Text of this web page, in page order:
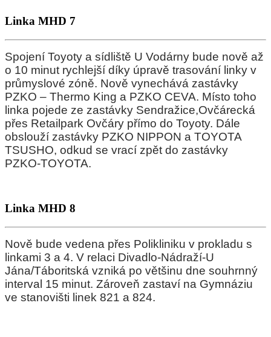
Linka MHD 7
Spojení Toyoty a sídliště U Vodárny bude nově až
o 10 minut rychlejší díky úpravě trasování linky v
průmyslové zóně. Nově vynechává zastávky
PZKO – Thermo King a PZKO CEVA. Místo toho
linka pojede ze zastávky Sendražice,Ovčárecká
přes Retailpark Ovčáry přímo do Toyoty. Dále
obslouží zastávky PZKO NIPPON a TOYOTA
TSUSHO, odkud se vrací zpět do zastávky
PZKO-TOYOTA.
Linka MHD 8
Nově bude vedena přes Polikliniku v prokladu s
linkami 3 a 4. V relaci Divadlo-Nádraží-U
Jána/Táboritská vzniká po většinu dne souhrnný
interval 15 minut. Zároveň zastaví na Gymnáziu
ve stanovišti linek 821 a 824.